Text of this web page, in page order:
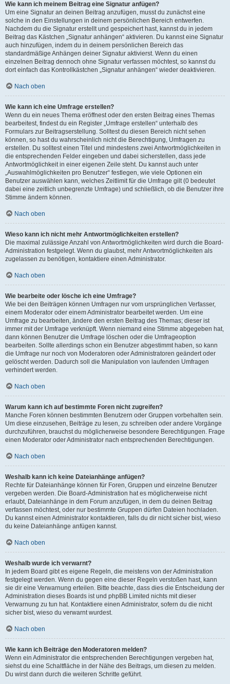
Wie kann ich meinem Beitrag eine Signatur anfügen?
Um eine Signatur an deinen Beitrag anzufügen, musst du zunächst eine
solche in den Einstellungen in deinem persönlichen Bereich entwerfen.
Nachdem du die Signatur erstellt und gespeichert hast, kannst du in jedem
Beitrag das Kästchen „Signatur anhängen“ aktivieren. Du kannst eine Signatur
auch hinzufügen, indem du in deinem persönlichen Bereich das
standardmäßige Anhängen deiner Signatur aktivierst. Wenn du einen
einzelnen Beitrag dennoch ohne Signatur verfassen möchtest, so kannst du
dort einfach das Kontrollkästchen „Signatur anhängen“ wieder deaktivieren.
Nach oben
Wie kann ich eine Umfrage erstellen?
Wenn du ein neues Thema eröffnest oder den ersten Beitrag eines Themas
bearbeitest, findest du ein Register „Umfrage erstellen“ unterhalb des
Formulars zur Beitragserstellung. Solltest du diesen Bereich nicht sehen
können, so hast du wahrscheinlich nicht die Berechtigung, Umfragen zu
erstellen. Du solltest einen Titel und mindestens zwei Antwortmöglichkeiten in
die entsprechenden Felder eingeben und dabei sicherstellen, dass jede
Antwortmöglichkeit in einer eigenen Zeile steht. Du kannst auch unter
„Auswahlmöglichkeiten pro Benutzer“ festlegen, wie viele Optionen ein
Benutzer auswählen kann, welches Zeitlimit für die Umfrage gilt (0 bedeutet
dabei eine zeitlich unbegrenzte Umfrage) und schließlich, ob die Benutzer ihre
Stimme ändern können.
Nach oben
Wieso kann ich nicht mehr Antwortmöglichkeiten erstellen?
Die maximal zulässige Anzahl von Antwortmöglichkeiten wird durch die Board-
Administration festgelegt. Wenn du glaubst, mehr Antwortmöglichkeiten als
zugelassen zu benötigen, kontaktiere einen Administrator.
Nach oben
Wie bearbeite oder lösche ich eine Umfrage?
Wie bei den Beiträgen können Umfragen nur vom ursprünglichen Verfasser,
einem Moderator oder einem Administrator bearbeitet werden. Um eine
Umfrage zu bearbeiten, ändere den ersten Beitrag des Themas; dieser ist
immer mit der Umfrage verknüpft. Wenn niemand eine Stimme abgegeben hat,
dann können Benutzer die Umfrage löschen oder die Umfrageoption
bearbeiten. Sollte allerdings schon ein Benutzer abgestimmt haben, so kann
die Umfrage nur noch von Moderatoren oder Administratoren geändert oder
gelöscht werden. Dadurch soll die Manipulation von laufenden Umfragen
verhindert werden.
Nach oben
Warum kann ich auf bestimmte Foren nicht zugreifen?
Manche Foren können bestimmten Benutzern oder Gruppen vorbehalten sein.
Um diese einzusehen, Beiträge zu lesen, zu schreiben oder andere Vorgänge
durchzuführen, brauchst du möglicherweise besondere Berechtigungen. Frage
einen Moderator oder Administrator nach entsprechenden Berechtigungen.
Nach oben
Weshalb kann ich keine Dateianhänge anfügen?
Rechte für Dateianhänge können für Foren, Gruppen und einzelne Benutzer
vergeben werden. Die Board-Administration hat es möglicherweise nicht
erlaubt, Dateianhänge in dem Forum anzufügen, in dem du deinen Beitrag
verfassen möchtest, oder nur bestimmte Gruppen dürfen Dateien hochladen.
Du kannst einen Administrator kontaktieren, falls du dir nicht sicher bist, wieso
du keine Dateianhänge anfügen kannst.
Nach oben
Weshalb wurde ich verwarnt?
In jedem Board gibt es eigene Regeln, die meistens von der Administration
festgelegt werden. Wenn du gegen eine dieser Regeln verstoßen hast, kann
sie dir eine Verwarnung erteilen. Bitte beachte, dass dies die Entscheidung der
Administration dieses Boards ist und phpBB Limited nichts mit dieser
Verwarnung zu tun hat. Kontaktiere einen Administrator, sofern du die nicht
sicher bist, wieso du verwarnt wurdest.
Nach oben
Wie kann ich Beiträge den Moderatoren melden?
Wenn ein Administrator die entsprechenden Berechtigungen vergeben hat,
siehst du eine Schaltfläche in der Nähe des Beitrags, um diesen zu melden.
Du wirst dann durch die weiteren Schritte geführt.